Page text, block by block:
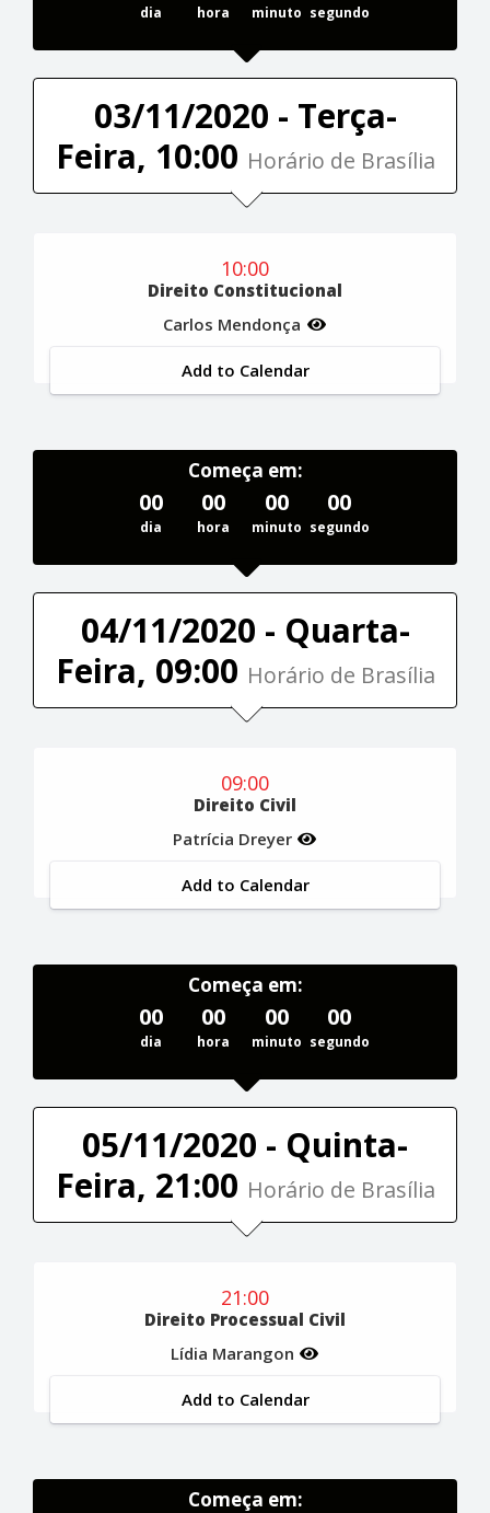
dia hora minuto segundo
03/11/2020 - Terça-
Feira, 10:00 Horário de Brasília
10:00
Direito Constitucional
Carlos Mendonça
Add to Calendar
Começa em:
00
dia
00
hora
00
minuto
00
segundo
04/11/2020 - Quarta-
Feira, 09:00 Horário de Brasília
09:00
Direito Civil
Patrícia Dreyer
Add to Calendar
Começa em:
00
dia
00
hora
00
minuto
00
segundo
05/11/2020 - Quinta-
Feira, 21:00 Horário de Brasília
21:00
Direito Processual Civil
Lídia Marangon
Add to Calendar
Começa em: